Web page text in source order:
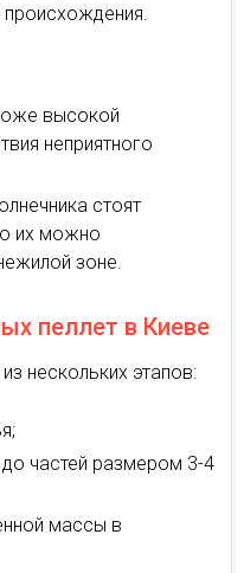
происхождения.
высокой
неприятного
стоят
их можно
зоне.
пеллет в Киеве
нескольких этапов:
частей размером 3-4
массы в